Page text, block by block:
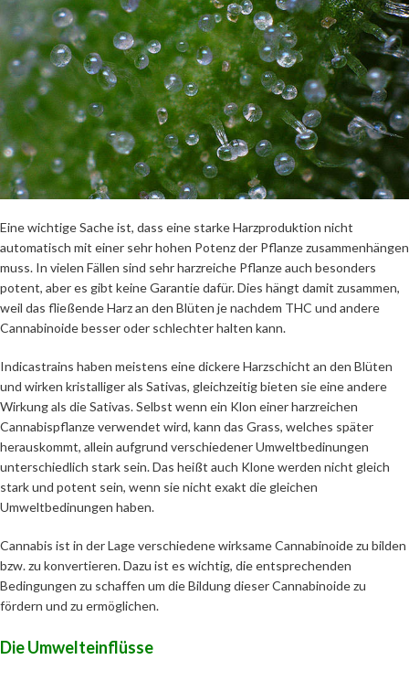
Eine wichtige Sache ist, dass eine starke Harzproduktion nicht
automatisch mit einer sehr hohen Potenz der Pflanze zusammenhängen
muss. In vielen Fällen sind sehr harzreiche Pflanze auch besonders
potent, aber es gibt keine Garantie dafür. Dies hängt damit zusammen,
weil das fließende Harz an den Blüten je nachdem THC und andere
Cannabinoide besser oder schlechter halten kann.
Indicastrains haben meistens eine dickere Harzschicht an den Blüten
und wirken kristalliger als Sativas, gleichzeitig bieten sie eine andere
Wirkung als die Sativas. Selbst wenn ein Klon einer harzreichen
Cannabispflanze verwendet wird, kann das Grass, welches später
herauskommt, allein aufgrund verschiedener Umweltbedinungen
unterschiedlich stark sein. Das heißt auch Klone werden nicht gleich
stark und potent sein, wenn sie nicht exakt die gleichen
Umweltbedinungen haben.
Cannabis ist in der Lage verschiedene wirksame Cannabinoide zu bilden
bzw. zu konvertieren. Dazu ist es wichtig, die entsprechenden
Bedingungen zu schaffen um die Bildung dieser Cannabinoide zu
fördern und zu ermöglichen.
Die Umwelteinflüsse